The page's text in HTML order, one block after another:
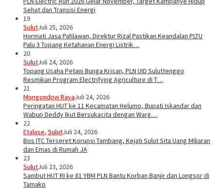
Sehat dan Transisi Energi
19
SulutJuli 25, 2026
Hormati Jasa Pahlawan, Direktur Rizal Pastikan Keandalan PLTU
Palu 3 Topang Ketahanan Energi Listrik…
20
SulutJuli 24, 2026
Topang Usaha Petani Bunga Krisan, PLN UID Suluttenggo
Resmikan Program Electrifying Agriculture di T…
21
Mongondow RayaJuli 24, 2026
Peringatan HUT ke 11 Kecamatan Helumo, Bupati Iskandar dan
Wabup Deddy Ikut Bersukacita dengan Warg…
22
Etalase, SulutJuli 24, 2026
Bos ITC Terseret Korupsi Tambang, Kejati Sulut Sita Uang Miliaran
dan Emas di Rumah JA
23
SulutJuli 23, 2026
Sambut HUT RI ke 81 YBM PLN Bantu Korban Banjir dan Longsor di
Tamako